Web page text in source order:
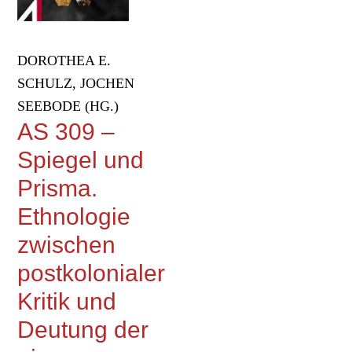
DOROTHEA E.
SCHULZ, JOCHEN
SEEBODE (HG.)
AS 309 –
Spiegel und
Prisma.
Ethnologie
zwischen
postkolonialer
Kritik und
Deutung der